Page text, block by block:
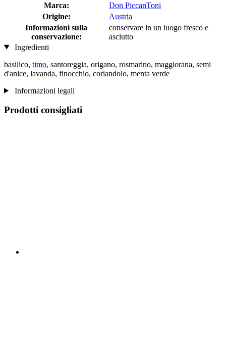
Marca:
Don PiccanToni
Origine:
Austria
Informazioni sulla
conservazione:
conservare in un luogo fresco e
asciutto
Ingredienti
basilico, timo, santoreggia, origano, rosmarino, maggiorana, semi
d'anice, lavanda, finocchio, coriandolo, menta verde
Informazioni legali
Prodotti consigliati